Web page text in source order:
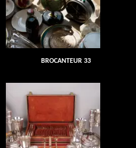
BROCANTEUR 33